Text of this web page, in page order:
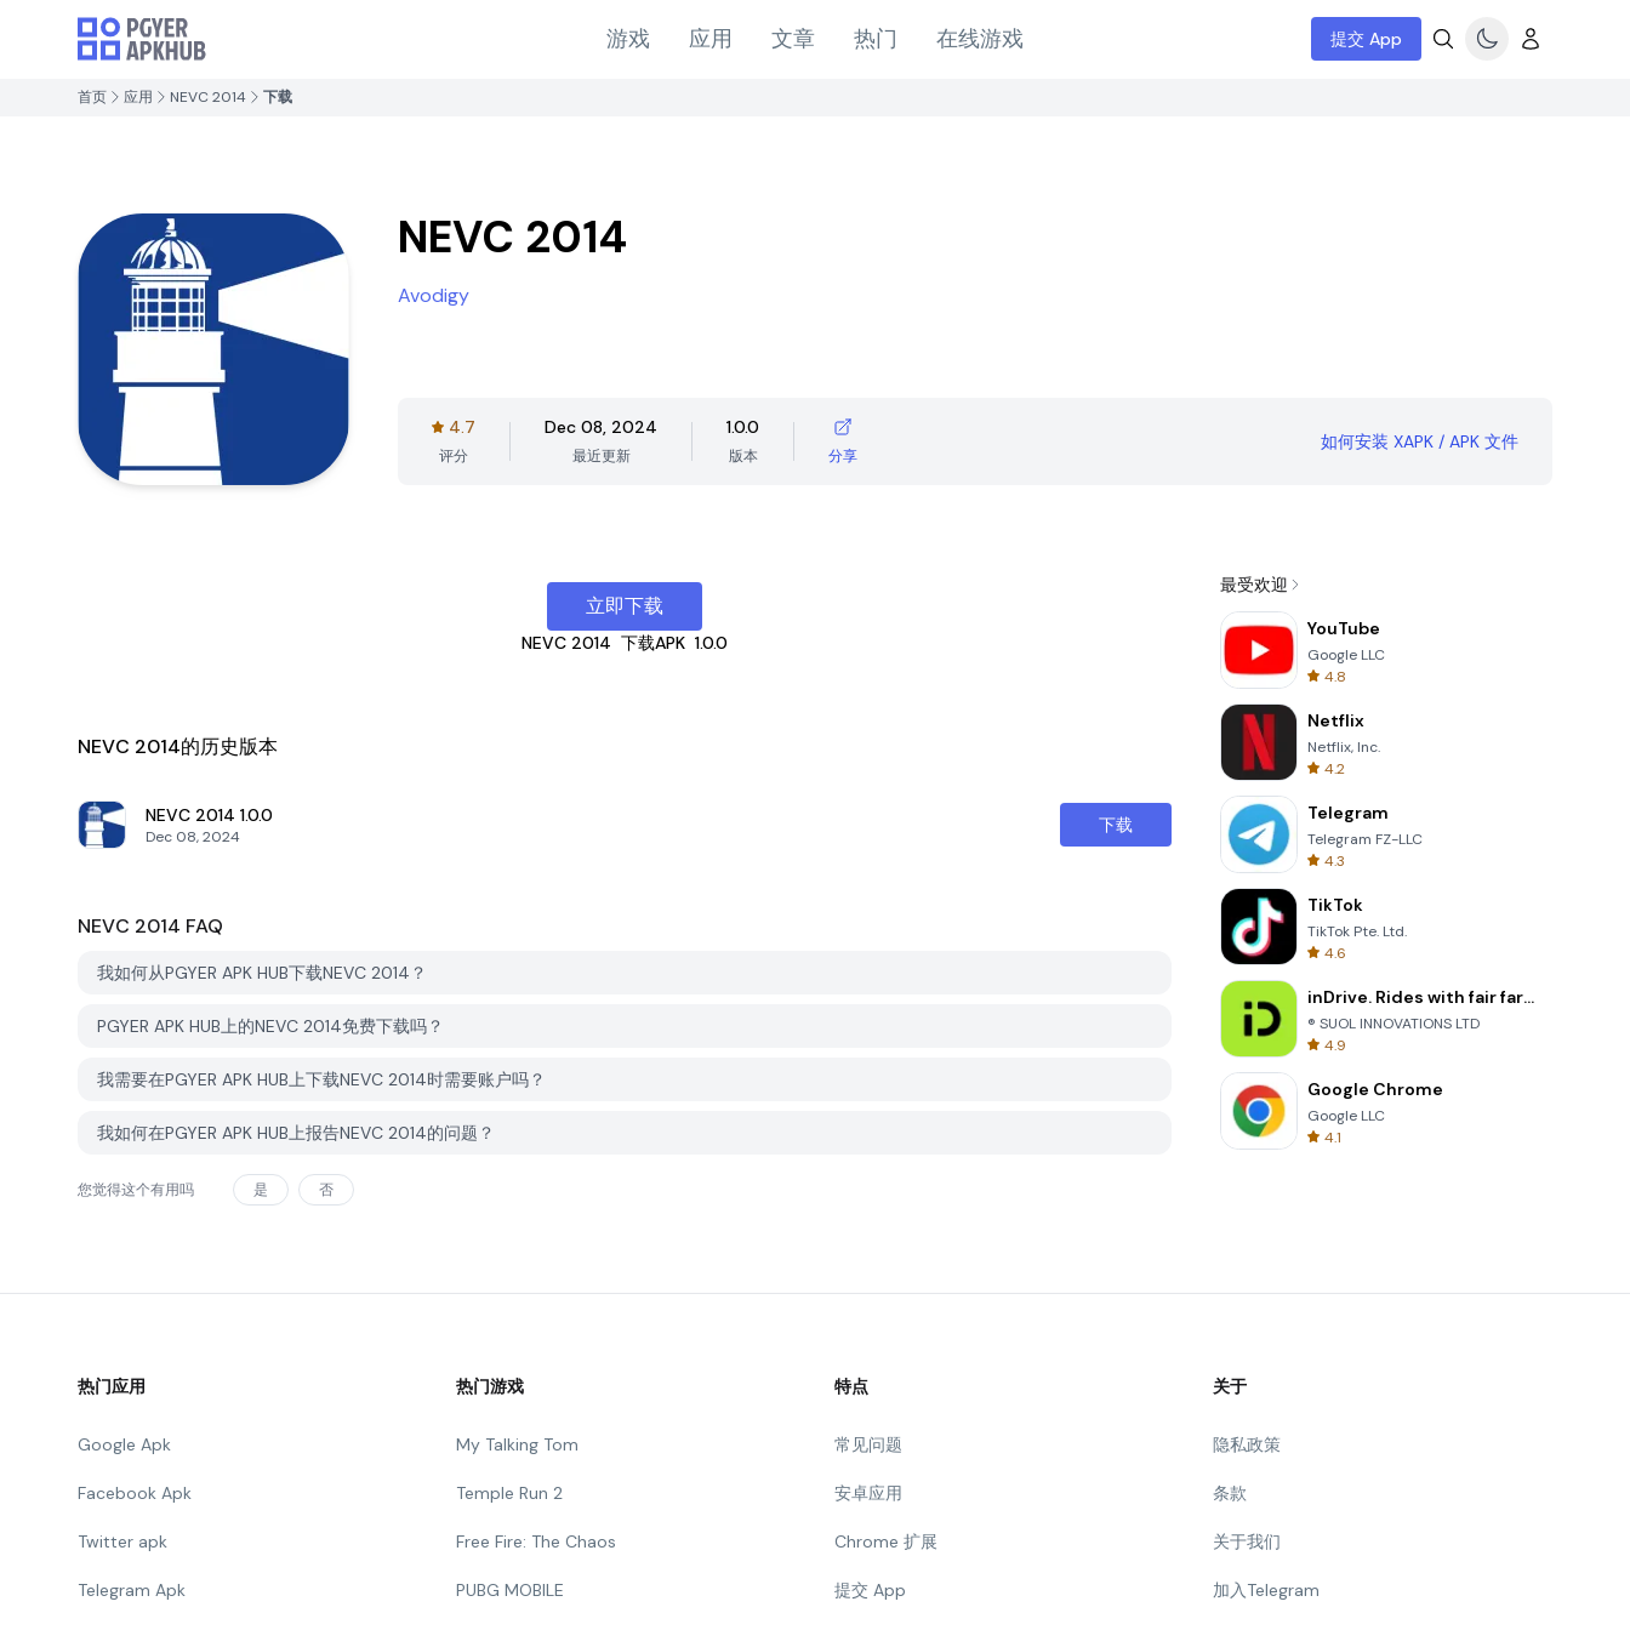
游戏 应用 文章 热门 在线游戏 提交 App
首页 应用 NEVC 2014 下载
NEVC 2014
Avodigy
4.7
评分
Dec 08, 2024
最近更新
1.0.0
版本 分享
如何安装 XAPK / APK 文件
立即下载
NEVC 2014 下载APK 1.0.0
NEVC 2014的历史版本
NEVC 2014 1.0.0
Dec 08, 2024
下载
NEVC 2014 FAQ
我如何从PGYER APK HUB下载NEVC 2014？
PGYER APK HUB上的NEVC 2014免费下载吗？
我需要在PGYER APK HUB上下载NEVC 2014时需要账户吗？
我如何在PGYER APK HUB上报告NEVC 2014的问题？
您觉得这个有用吗 是 否
最受欢迎
YouTube
Google LLC
4.8
Netflix
Netflix, Inc.
4.2
Telegram
Telegram FZ-LLC
4.3
TikTok
TikTok Pte. Ltd.
4.6
inDrive. Rides with fair fares
® SUOL INNOVATIONS LTD
4.9
Google Chrome
Google LLC
4.1
热门应用
Google Apk
Facebook Apk
Twitter apk
Telegram Apk
热门游戏
My Talking Tom
Temple Run 2
Free Fire: The Chaos
PUBG MOBILE
特点
常见问题
安卓应用
Chrome 扩展
提交 App
关于
隐私政策
条款
关于我们
加入Telegram